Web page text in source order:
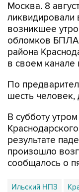
Москва. 8
возникшее
обломков
района
в своем канале
По
шесть человек,
В субботу
результате
произошло
сообщалось о
Ильский НПЗ